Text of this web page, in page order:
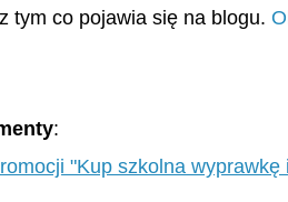
tym co pojawia się na blogu.
:
"Kup szkolna wyprawkę